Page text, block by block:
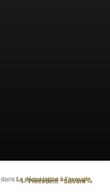
Navigation des images
← Précédent Suivant →
dans La dégustation à l’aveugle